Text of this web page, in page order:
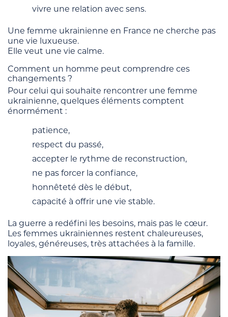
vivre une relation avec sens.
Une femme ukrainienne en France ne cherche pas
une vie luxueuse.
Elle veut une vie calme.
Comment un homme peut comprendre ces
changements ?
Pour celui qui souhaite rencontrer une femme
ukrainienne, quelques éléments comptent
énormément :
patience,
respect du passé,
accepter le rythme de reconstruction,
ne pas forcer la confiance,
honnêteté dès le début,
capacité à offrir une vie stable.
La guerre a redéfini les besoins, mais pas le cœur.
Les femmes ukrainiennes restent chaleureuses,
loyales, généreuses, très attachées à la famille.